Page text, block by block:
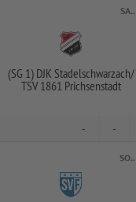
SA..
(SG 1) DJK Stadelschwarzach/
TSV 1861 Prichsenstadt
- -
SO..